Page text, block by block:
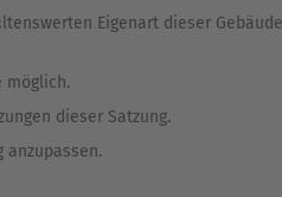
Eigenart dieser
möglich.
dieser Satzung.
anzupassen.